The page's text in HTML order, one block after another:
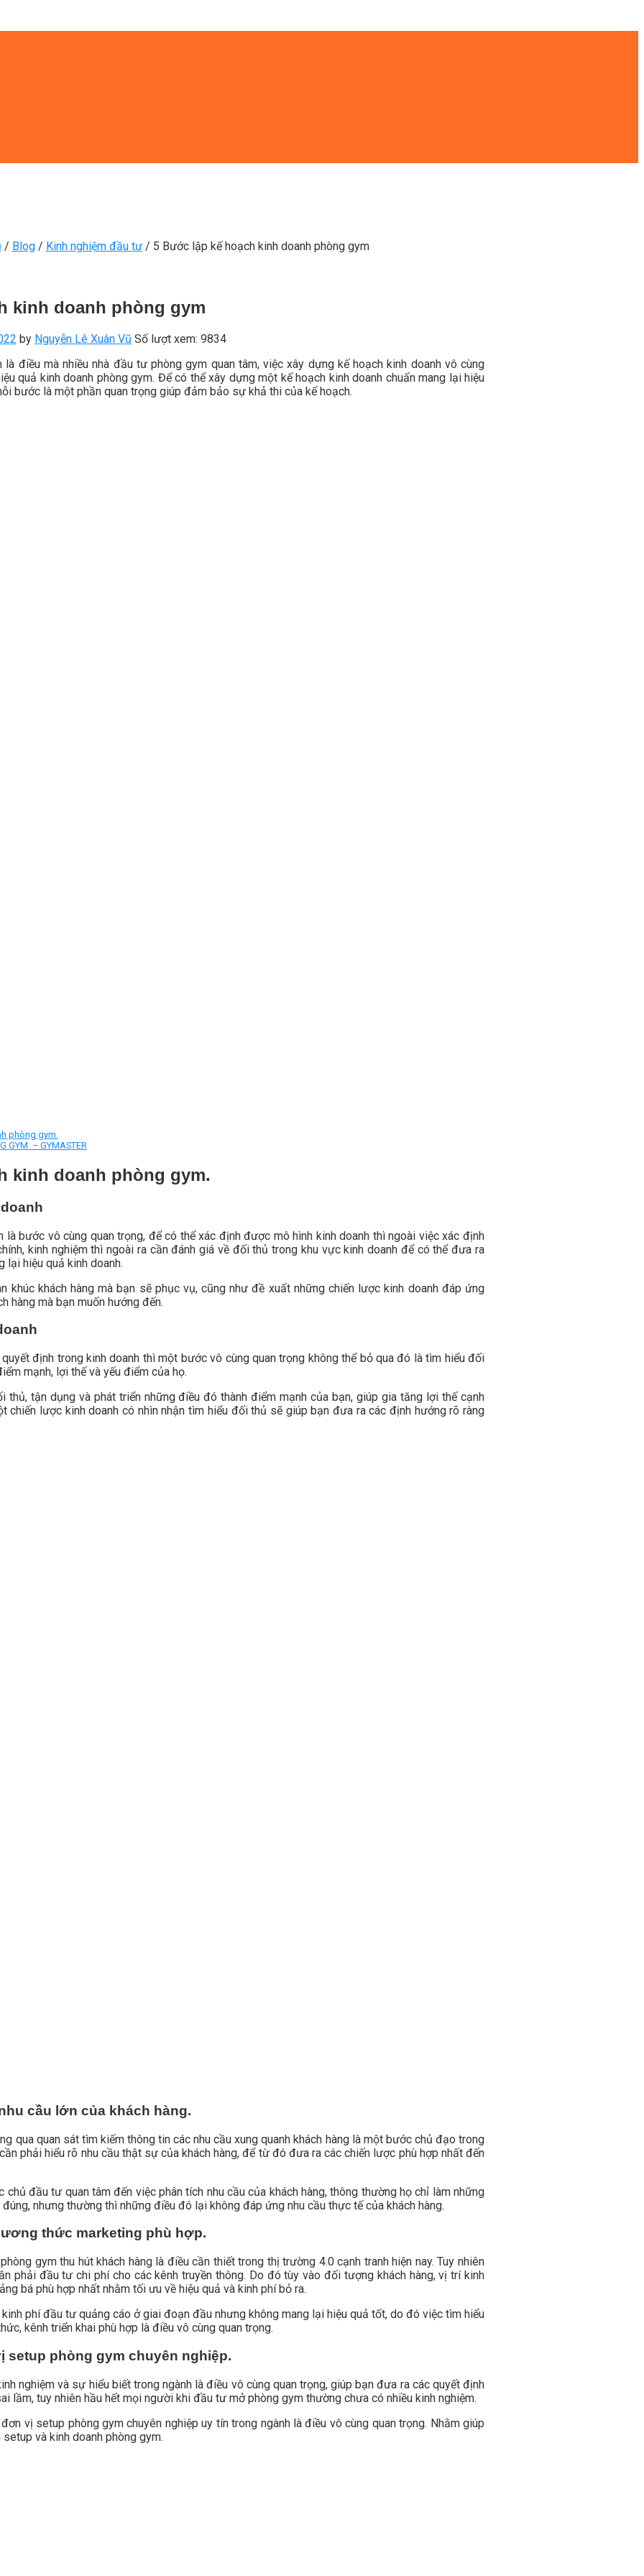
/ Blog / Kinh nghiệm đầu tư / 5 Bước lập kế hoạch kinh doanh phòng gym
kinh doanh phòng gym
by Nguyễn Lê Xuân Vũ Số lượt xem: 9834
là điều mà nhiều nhà đầu tư phòng gym quan tâm, việc xây dựng kế hoạch kinh doanh vô cùng
quả kinh doanh phòng gym. Để có thể xây dựng một kế hoạch kinh doanh chuẩn mang lại hiệu
bước là một phần quan trọng giúp đảm bảo sự khả thi của kế hoạch.
phòng gym.
GYM – GYMASTER
kinh doanh phòng gym.
là bước vô cùng quan trọng, để có thể xác định được mô hình kinh doanh thì ngoài việc xác định
kinh nghiệm thì ngoài ra cần đánh giá về đối thủ trong khu vực kinh doanh để có thể đưa ra
lại hiệu quả kinh doanh.
khúc khách hàng mà bạn sẽ phục vụ, cũng như đề xuất những chiến lược kinh doanh đáp ứng
hàng mà bạn muốn hướng đến.
định trong kinh doanh thì một bước vô cùng quan trọng không thể bỏ qua đó là tìm hiểu đối
mạnh, lợi thế và yếu điểm của họ.
thủ, tận dụng và phát triển những điều đó thành điểm mạnh của bạn, giúp gia tăng lợi thế cạnh
chiến lược kinh doanh có nhìn nhận tìm hiểu đối thủ sẽ giúp bạn đưa ra các định hướng rõ ràng
cầu lớn của khách hàng.
qua quan sát tìm kiếm thông tin các nhu cầu xung quanh khách hàng là một bước chủ đạo trong
phải hiểu rõ nhu cầu thật sự của khách hàng, để từ đó đưa ra các chiến lược phù hợp nhất đến
đầu tư quan tâm đến việc phân tích nhu cầu của khách hàng, thông thường họ chỉ làm những
nhưng thường thì những điều đó lại không đáp ứng nhu cầu thực tế của khách hàng.
thức marketing phù hợp.
gym thu hút khách hàng là điều cần thiết trong thị trường 4.0 cạnh tranh hiện nay. Tuy nhiên
phải đầu tư chi phí cho các kênh truyền thông. Do đó tùy vào đối tượng khách hàng, vị trí kinh
bá phù hợp nhất nhằm tối ưu về hiệu quả và kinh phí bỏ ra.
phí đầu tư quảng cáo ở giai đoạn đầu nhưng không mang lại hiệu quả tốt, do đó việc tìm hiểu
kênh triển khai phù hợp là điều vô cùng quan trọng.
setup phòng gym chuyên nghiệp.
nghiệm và sự hiểu biết trong ngành là điều vô cùng quan trọng, giúp bạn đưa ra các quyết định
lầm, tuy nhiên hầu hết mọi người khi đầu tư mở phòng gym thường chưa có nhiều kinh nghiệm.
vị setup phòng gym chuyên nghiệp uy tín trong ngành là điều vô cùng quan trọng. Nhằm giúp
và kinh doanh phòng gym.